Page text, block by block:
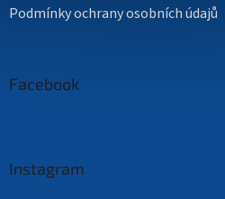
Podmínky ochrany osobních údajů
Facebook
Instagram